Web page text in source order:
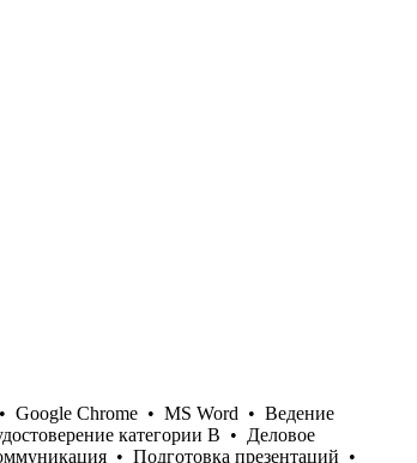
• Google Chrome • MS Word • Ведение
категории B • Деловое
• Подготовка презентаций •